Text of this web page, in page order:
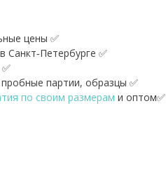
цены ✅
Санкт‑Петербурге ✅
партии, образцы ✅
по своим размерам и оптом✅